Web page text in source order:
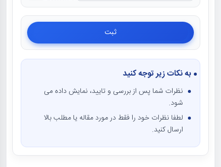
به نکات زیر توجه کنید
نظرات شما پس از بررسی و تایید، نمایش داده می
شود.
لطفا نظرات خود را فقط در مورد مقاله یا مطلب بالا
ارسال کنید.